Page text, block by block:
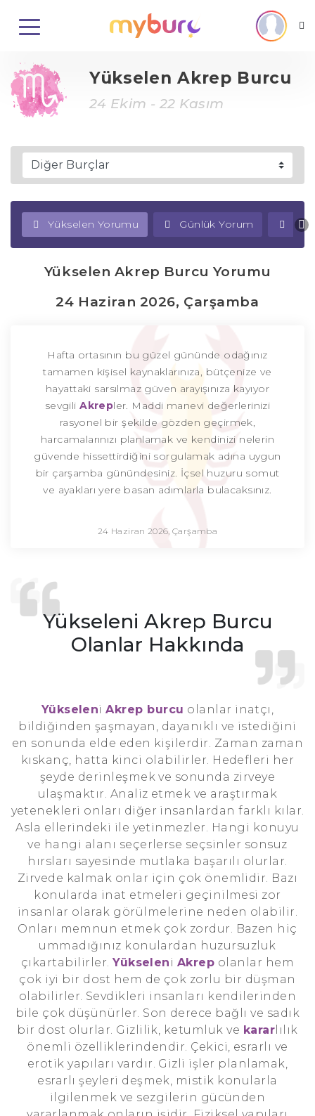
Yükselen Akrep Burcu
24 Ekim - 22 Kasım
Yükselen Yorumu Günlük Yorum
Yükselen Akrep Burcu Yorumu
24 Haziran 2026, Çarşamba
Hafta ortasının bu güzel gününde odağınız
tamamen kişisel kaynaklarınıza, bütçenize ve
hayattaki sarsılmaz güven arayışınıza kayıyor
sevgiliAkrepler. Maddi manevi değerlerinizi
rasyonel bir şekilde gözden geçirmek,
harcamalarınızı planlamak ve kendinizi nelerin
güvende hissettirdiğini sorgulamak adına uygun
bir çarşamba günündesiniz. İçsel huzuru somut
ve ayakları yere basan adımlarla bulacaksınız.
24 Haziran 2026, Çarşamba
Yükseleni Akrep Burcu
Olanlar Hakkında
YükseleniAkrep burcu olanlar inatçı,
bildiğinden şaşmayan, dayanıklı ve istediğini
en sonunda elde eden kişilerdir. Zaman zaman
kıskanç, hatta kinci olabilirler. Hedefleri her
şeyde derinleşmek ve sonunda zirveye
ulaşmaktır. Analiz etmek ve araştırmak
yetenekleri onları diğer insanlardan farklı kılar.
Asla ellerindeki ile yetinmezler. Hangi konuyu
ve hangi alanı seçerlerse seçsinler sonsuz
hırsları sayesinde mutlaka başarılı olurlar.
Zirvede kalmak onlar için çok önemlidir. Bazı
konularda inat etmeleri geçinilmesi zor
insanlar olarak görülmelerine neden olabilir.
Onları memnun etmek çok zordur. Bazen hiç
ummadığınız konulardan huzursuzluk
çıkartabilirler.Yükseleni Akrep olanlar hem
çok iyi bir dost hem de çok zorlu bir düşman
olabilirler. Sevdikleri insanları kendilerinden
bile çok düşünürler. Son derece bağlı ve sadık
bir dost olurlar. Gizlilik, ketumluk ve karar lılık
önemli özelliklerindendir. Çekici, esrarlı ve
erotik yapıları vardır. Gizli işler planlamak,
esrarlı şeyleri deşmek, mistik konularla
ilgilenmek ve sezgilerin gücünden